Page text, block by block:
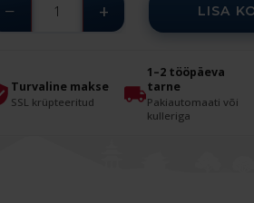
− + LISA
Turvaline makse
SSL krüpteeritud
1–2 tööpäeva
tarne
Pakiautomaati või
kulleriga